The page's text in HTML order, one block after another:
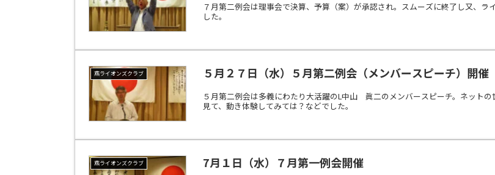
７月第二例会は理事会で決算、予算（案）が承認され。スムーズに終了し又、
した。
燕ライオンズクラブ ５月２７日（水）５月第二例会（メンバースピーチ）開催
５月第二例会は多義にわたり大活躍のL中山 眞二のメンバースピーチ。ネット
見て、動き体験してみては？などでした。
燕ライオンズクラブ 7月１日（水）７月第一例会開催